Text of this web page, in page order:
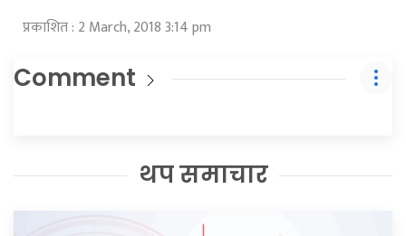
प्रकाशित : 2 March, 2018 3:14 pm
Comment
थप समाचार